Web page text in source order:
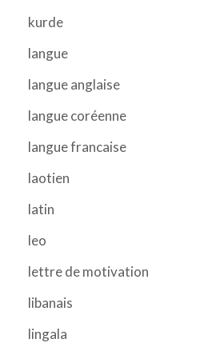
kurde
langue
langue anglaise
langue coréenne
langue francaise
laotien
latin
leo
lettre de motivation
libanais
lingala